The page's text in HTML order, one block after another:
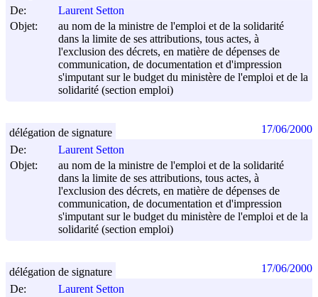
De:
Laurent Setton
Objet:
au nom de la ministre de l'emploi et de la solidarité
dans la limite de ses attributions, tous actes, à
l'exclusion des décrets, en matière de dépenses de
communication, de documentation et d'impression
s'imputant sur le budget du ministère de l'emploi et de la
solidarité (section emploi)
De:
Laurent Setton
Objet:
au nom de la ministre de l'emploi et de la solidarité
dans la limite de ses attributions, tous actes, à
l'exclusion des décrets, en matière de dépenses de
communication, de documentation et d'impression
s'imputant sur le budget du ministère de l'emploi et de la
solidarité (section emploi)
délégation de signature 17/06/2000
De:
Laurent Setton
délégation de signature 17/06/2000